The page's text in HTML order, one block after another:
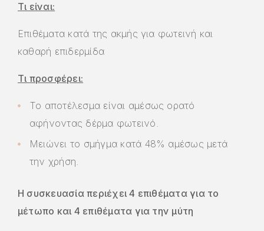
Τι είναι:
Επιθέματα κατά της ακμής για φωτεινή και
καθαρή επιδερμίδα
Τι προσφέρει:
Το αποτέλεσμα είναι αμέσως ορατό
αφήνοντας δέρμα φωτεινό.
Μειώνει το σμήγμα κατά 48% αμέσως μετά
την χρήση.
Η συσκευασία περιέχει 4 επιθέματα για το
μέτωπο και 4 επιθέματα για την μύτη